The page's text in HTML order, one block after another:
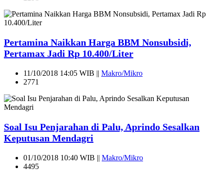
Pertamina Naikkan Harga BBM Nonsubsidi,
Pertamax Jadi Rp 10.400/Liter
11/10/2018 14:05 WIB || Makro/Mikro
2771
Soal Isu Penjarahan di Palu, Aprindo Sesalkan
Keputusan Mendagri
01/10/2018 10:40 WIB || Makro/Mikro
4495